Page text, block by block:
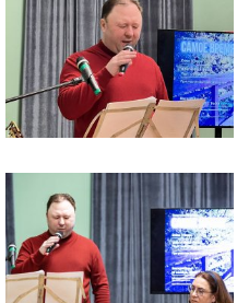
Файл
изображения